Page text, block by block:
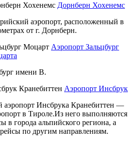
Дорнберн Хохенемс
аэропорт, расположенный в
от г. Дорнберн.
Аэропорт Зальцбург
имени В.
Аэропорт Инсбрук
Инсбрука Кранебиттен —
в Тироле.Из него выполняются
в города альпийского региона, а
по другим направлениям.